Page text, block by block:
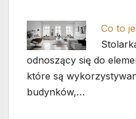
Co to
odnoszący się do
które są
budynków,…